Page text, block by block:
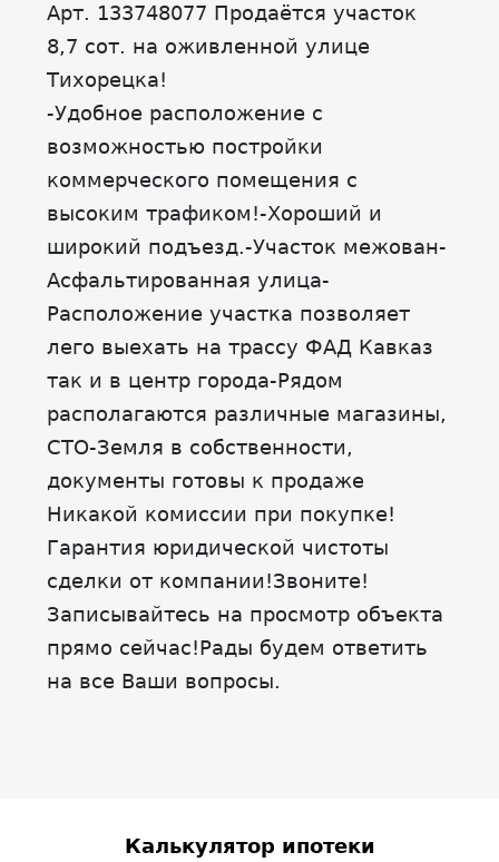
Арт. 133748077 Продаётся участок
8,7 сот. на оживленной улице
Тихорецка!
-Удобное расположение с
возможностью постройки
коммерческого помещения с
высоким трафиком!-Хороший и
широкий подъезд.-Участок межован-
Асфальтированная улица-
Расположение участка позволяет
лего выехать на трассу ФАД Кавказ
так и в центр города-Рядом
располагаются различные магазины,
СТО-Земля в собственности,
документы готовы к продаже
Никакой комиссии при покупке!
Гарантия юридической чистоты
сделки от компании!Звоните!
Записывайтесь на просмотр объекта
прямо сейчас!Рады будем ответить
на все Ваши вопросы.
Калькулятор ипотеки